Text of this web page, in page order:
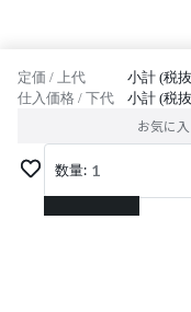
定価 / 上代 小計 (税
仕入価格 / 下代 小計 (税
お気に
数量: 1
1